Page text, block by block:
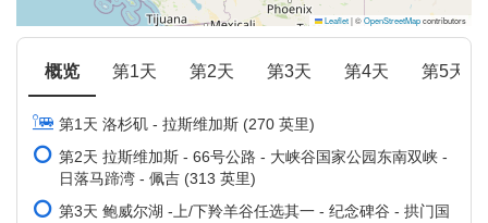
Leaflet|©OpenStreetMapcontributors
概览 第1天 第2天 第3天 第4天 第5天
第1天 洛杉矶 - 拉斯维加斯 (270 英里)
第2天 拉斯维加斯 - 66号公路 - 大峡谷国家公园东南双峡 -
日落马蹄湾 - 佩吉 (313 英里)
第3天 鲍威尔湖 -上/下羚羊谷任选其一 - 纪念碑谷 - 拱门国